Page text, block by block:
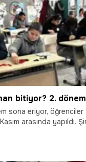
sona eriyor,
arasında yapıldı.